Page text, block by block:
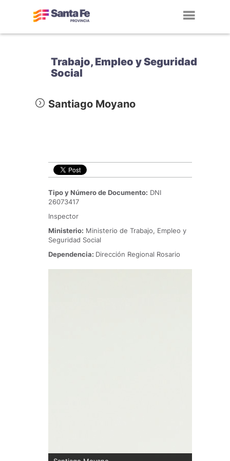
Trabajo, Empleo y Seguridad
Social
Santiago Moyano
Tipo y Número de Documento: DNI
26073417
Inspector
Ministerio: Ministerio de Trabajo, Empleo y
Seguridad Social
Dependencia: Dirección Regional Rosario